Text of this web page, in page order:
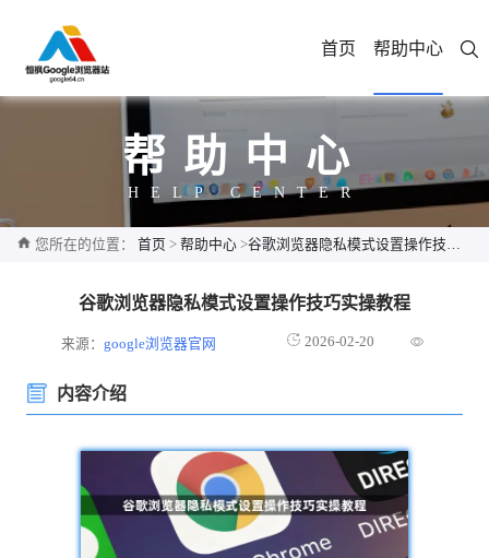
首页 帮助中心
帮助中心
HELP CENTER
您所在的位置： 首页 > 帮助中心 >谷歌浏览器隐私模式设置操作技巧实操教程
谷歌浏览器隐私模式设置操作技巧实操教程
来源：google浏览器官网 2026-02-20
内容介绍